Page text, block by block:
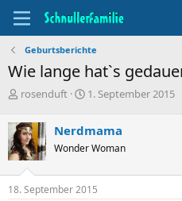
Geburtsberichte
Wie lange hat`s
T
e
m
e
n
s
t
rosenduft
B
i
n
d
a
1. September 2015
Nerdmama
Wonder Woman
18. September 2015